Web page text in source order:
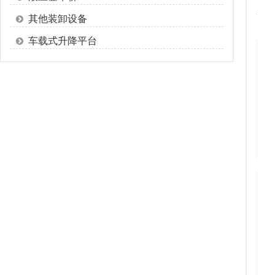
其他装卸设备
车载式升降平台